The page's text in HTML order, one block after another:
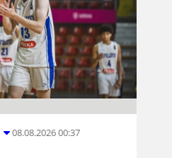
08.08.2026 00:37